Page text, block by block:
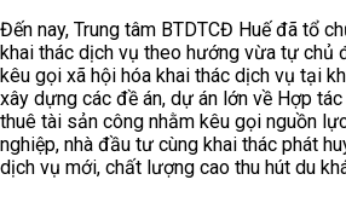
Đến nay, Trung tâm BTDTCĐ Huế đã tổ
khai thác dịch vụ theo hướng vừa tự chủ
kêu gọi xã hội hóa khai thác dịch vụ tại
xây dựng các đề án, dự án lớn về Hợp
thuê tài sản công nhằm kêu gọi nguồn
nghiệp, nhà đầu tư cùng khai thác phát
dịch vụ mới, chất lượng cao thu hút du